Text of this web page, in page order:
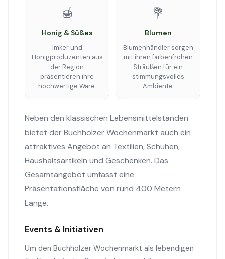
🍯
Honig & Süßes
Imker und
Honigproduzenten aus
der Region
präsentieren ihre
hochwertige Ware.
💐
Blumen
Blumenhändler sorgen
mit ihren farbenfrohen
Sträußen für ein
stimmungsvolles
Ambiente.
Neben den klassischen Lebensmittelständen
bietet der Buchholzer Wochenmarkt auch ein
attraktives Angebot an Textilien, Schuhen,
Haushaltsartikeln und Geschenken. Das
Gesamtangebot umfasst eine
Präsentationsfläche von rund 400 Metern
Länge.
Events & Initiativen
Um den Buchholzer Wochenmarkt als lebendigen